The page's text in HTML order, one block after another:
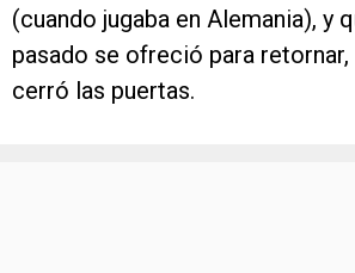
(cuando jugaba en Alemania), y
pasado se ofreció para
cerró las puertas.